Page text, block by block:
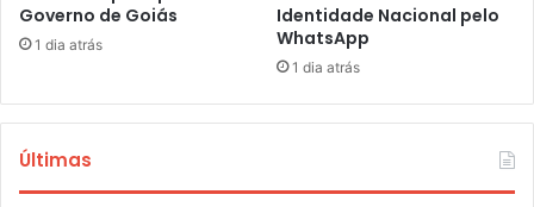
Governo de Goiás
1 dia atrás
Identidade Nacional pelo
WhatsApp
1 dia atrás
Últimas